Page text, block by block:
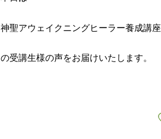
神聖アウェイクニングヒーラー養成講座
の受講生様の声をお届けいたします。